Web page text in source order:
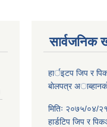
सार्वजनिक
हार्इटप जिप र
बाेलपत्र
मितिः २०७५/०४/
हार्डटिप जिप र